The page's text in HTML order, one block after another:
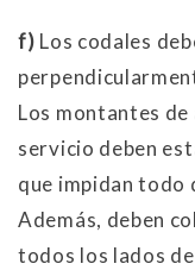
f) Los codales
Los montantes
servicio deben
que impidan todo
Además, deben
todos los lados